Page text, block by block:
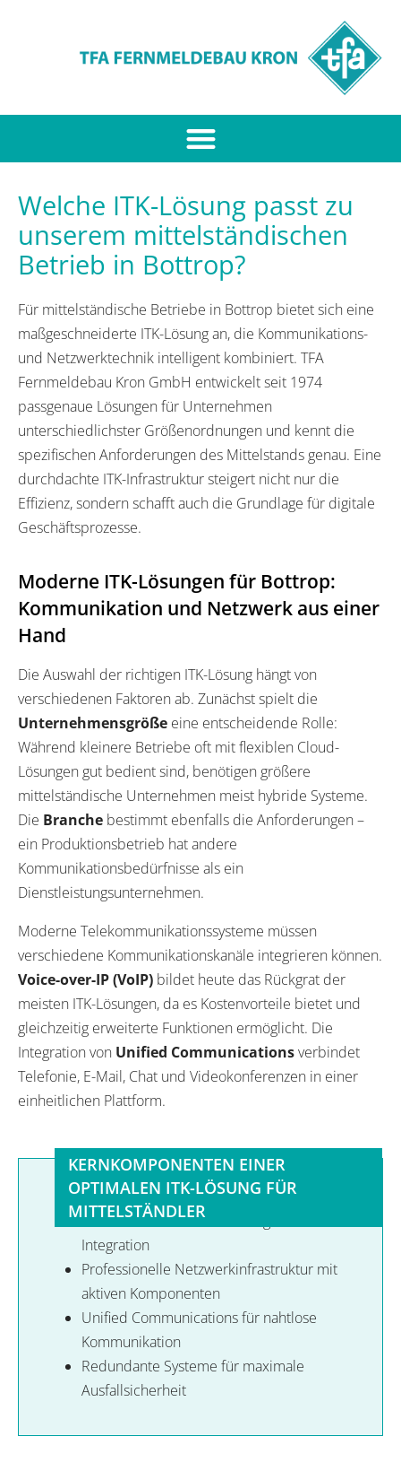
Welche ITK-Lösung passt zu
unserem mittelständischen
Betrieb in Bottrop?
Für mittelständische Betriebe in Bottrop bietet sich eine
maßgeschneiderte ITK-Lösung an, die Kommunikations-
und Netzwerktechnik intelligent kombiniert. TFA
Fernmeldebau Kron GmbH entwickelt seit 1974
passgenaue Lösungen für Unternehmen
unterschiedlichster Größenordnungen und kennt die
spezifischen Anforderungen des Mittelstands genau. Eine
durchdachte ITK-Infrastruktur steigert nicht nur die
Effizienz, sondern schafft auch die Grundlage für digitale
Geschäftsprozesse.
Moderne ITK-Lösungen für Bottrop:
Kommunikation und Netzwerk aus einer
Hand
Die Auswahl der richtigen ITK-Lösung hängt von
verschiedenen Faktoren ab. Zunächst spielt die
Unternehmensgröße eine entscheidende Rolle:
Während kleinere Betriebe oft mit flexiblen Cloud-
Lösungen gut bedient sind, benötigen größere
mittelständische Unternehmen meist hybride Systeme.
Die Branche bestimmt ebenfalls die Anforderungen –
ein Produktionsbetrieb hat andere
Kommunikationsbedürfnisse als ein
Dienstleistungsunternehmen.
Moderne Telekommunikationssysteme müssen
verschiedene Kommunikationskanäle integrieren können.
Voice-over-IP (VoIP) bildet heute das Rückgrat der
meisten ITK-Lösungen, da es Kostenvorteile bietet und
gleichzeitig erweiterte Funktionen ermöglicht. Die
Integration von Unified Communicationsverbindet
Telefonie, E-Mail, Chat und Videokonferenzen in einer
einheitlichen Plattform.
KERNKOMPONENTEN EINER
OPTIMALEN ITK-LÖSUNG FÜR
MITTELSTÄNDLER
Skalierbare VoIP-Telefonanlage mit Cloud-
Integration
Professionelle Netzwerkinfrastruktur mit
aktiven Komponenten
Unified Communications für nahtlose
Kommunikation
Redundante Systeme für maximale
Ausfallsicherheit